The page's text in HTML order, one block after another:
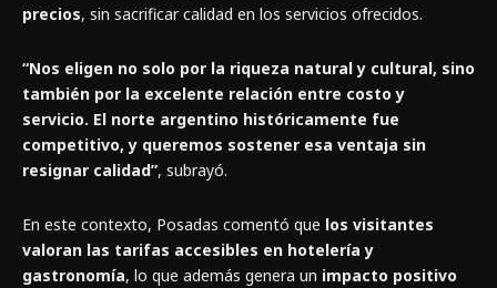
precios, sin sacrificar calidad en los servicios ofrecidos.
“Nos eligen no solo por la riqueza natural y cultural, sino
también por la excelente relación entre costo y
servicio. El norte argentino históricamente fue
competitivo, y queremos sostener esa ventaja sin
resignar calidad”, subrayó.
En este contexto, Posadas comentó que los visitantes
valoran las tarifas accesibles en hotelería y
gastronomía, lo que además genera un impacto positivo